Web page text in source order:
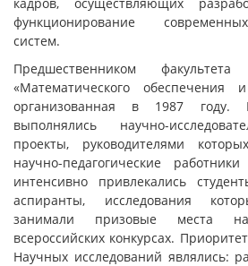
функционирование
систем.
Предшественником
«Математического
организованная в 1987 году.
выполнялись научно-
проекты, руководителями
научно-педагогические
интенсивно привлекались
аспиранты, исследования
занимали призовые места
всероссийских конкурсах.
Научных исследований являлись: